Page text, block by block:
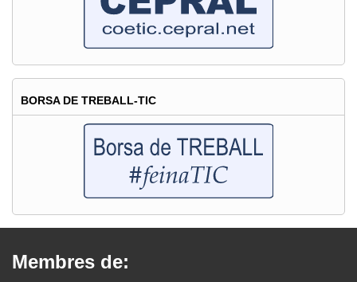
BORSA DE TREBALL-TIC
Membres de: